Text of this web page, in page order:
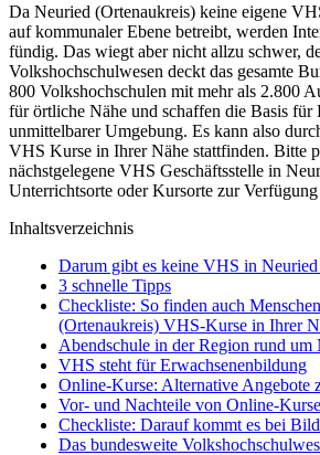
Da Neuried (Ortenaukreis) keine eigene
auf kommunaler Ebene betreibt, werden
fündig. Das wiegt aber nicht allzu schwer,
Volkshochschulwesen deckt das gesamte
800 Volkshochschulen mit mehr als 2.800
für örtliche Nähe und schaffen die Basis für
unmittelbarer Umgebung. Es kann also
VHS Kurse in Ihrer Nähe stattfinden. Bitte
nächstgelegene VHS Geschäftsstelle in
Unterrichtsorte oder Kursorte zur Verfügung
Inhaltsverzeichnis
Darum gibt es keine VHS in
3 schnelle Tipps
Checkliste: So finden auch
(Ortenaukreis) VHS-Kurse in Ihrer
Abendschule in der Region rund um
VHS steht für Erwachsenenbildung
Online-Kurse: Alternative Angebote
Vor- und Nachteile von Online-
Checkliste: Darauf kommt es bei
Das bundesweite